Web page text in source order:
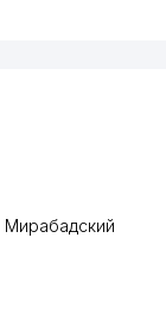
Мирабадский